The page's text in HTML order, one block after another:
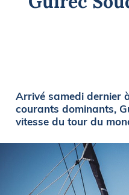
Equipements
Arrivé samedi dernier
courants dominants,
vitesse du tour du